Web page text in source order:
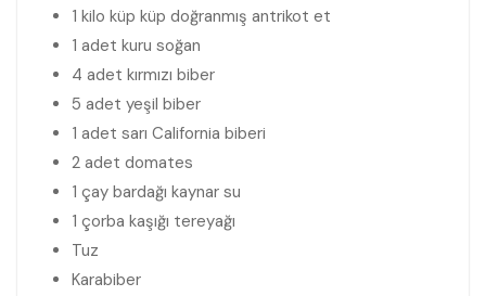
1 kilo küp küp doğranmış antrikot et
1 adet kuru soğan
4 adet kırmızı biber
5 adet yeşil biber
1 adet sarı California biberi
2 adet domates
1 çay bardağı kaynar su
1 çorba kaşığı tereyağı
Tuz
Karabiber